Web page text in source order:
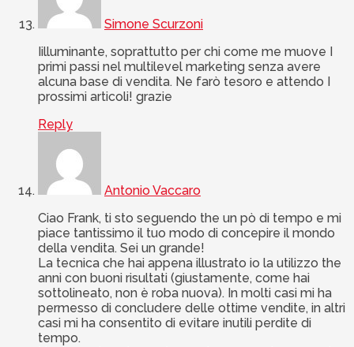
Simone Scurzoni
Iilluminante, soprattutto per chi come me muove I
primi passi nel multilevel marketing senza avere
alcuna base di vendita. Ne farò tesoro e attendo I
prossimi articoli! grazie
Reply
Antonio Vaccaro
Ciao Frank, ti sto seguendo the un pò di tempo e mi
piace tantissimo il tuo modo di concepire il mondo
della vendita. Sei un grande!
La tecnica che hai appena illustrato io la utilizzo the
anni con buoni risultati (giustamente, come hai
sottolineato, non è roba nuova). In molti casi mi ha
permesso di concludere delle ottime vendite, in altri
casi mi ha consentito di evitare inutili perdite di
tempo.